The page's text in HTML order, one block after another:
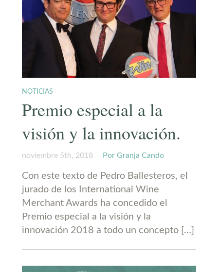
NOTICIAS
Premio especial a la
visión y la innovación.
noviembre 5th, 2018 Por Granja Cando
Con este texto de Pedro Ballesteros, el
jurado de los International Wine
Merchant Awards ha concedido el
Premio especial a la visión y la
innovación 2018 a todo un concepto […]